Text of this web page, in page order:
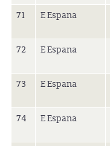
71 E Espana
72 E Espana
73 E Espana
74 E Espana